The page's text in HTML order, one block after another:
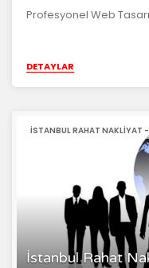
Profesyonel Web
DETAYLAR
İstanbul Rahat
İSTANBUL RAHAT NAKLIYAT